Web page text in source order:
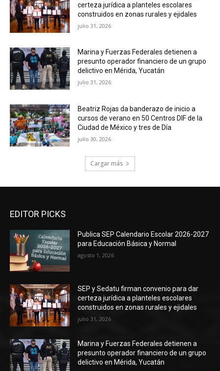
certeza jurídica a planteles escolares
construidos en zonas rurales y ejidales
julio 31, 2026
Marina y Fuerzas Federales detienen a
presunto operador financiero de un grupo
delictivo en Mérida, Yucatán
julio 31, 2026
Beatriz Rojas da banderazo de inicio a
cursos de verano en 50 Centros DIF de la
Ciudad de México y tres de Día
julio 30, 2026
Cargar más
EDITOR PICKS
Publica SEP Calendario Escolar 2026-2027
para Educación Básica y Normal
agosto 1, 2026
SEP y Sedatu firman convenio para dar
certeza jurídica a planteles escolares
construidos en zonas rurales y ejidales
julio 31, 2026
Marina y Fuerzas Federales detienen a
presunto operador financiero de un grupo
delictivo en Mérida, Yucatán